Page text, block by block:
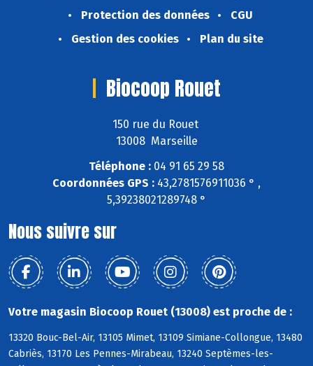
Protection des données
CGU
Gestion des cookies
Plan du site
Biocoop Rouet
150 rue du Rouet
13008 Marseille
Téléphone : 04 91 65 29 58
Coordonnées GPS : 43,2781576911036 ° ,
5,39238021289748 °
Nous suivre sur
Votre magasin Biocoop Rouet (13008) est proche de :
13320 Bouc-Bel-Air, 13105 Mimet, 13109 Simiane-Collongue, 13480
Cabriès, 13170 Les Pennes-Mirabeau, 13240 Septèmes-les-